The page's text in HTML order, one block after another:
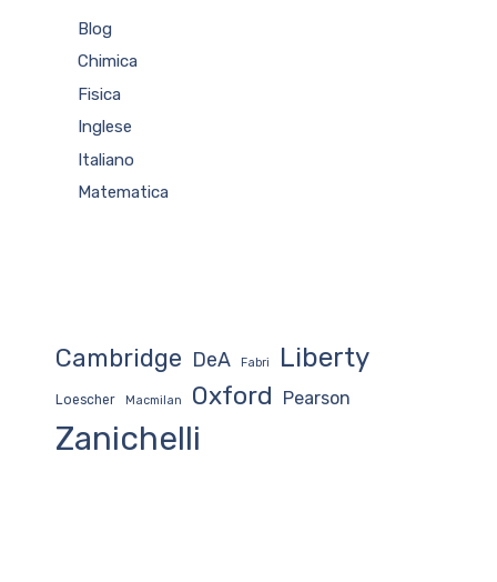
Blog
Chimica
Fisica
Inglese
Italiano
Matematica
Cambridge DeA Fabri Liberty
Loescher Macmilan Oxford Pearson
Zanichelli